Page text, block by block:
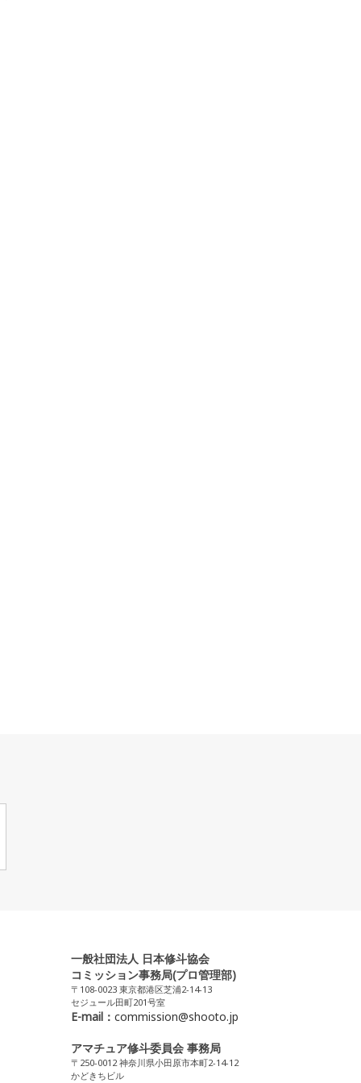
一般社団法人 日本修斗協会
コミッション事務局(プロ管理部)
〒108-0023 東京都港区芝浦2-14-13
セジュール田町201号室
E-mail： commission@shooto.jp
アマチュア修斗委員会 事務局
〒250-0012 神奈川県小田原市本町2-14-12
かどきちビル